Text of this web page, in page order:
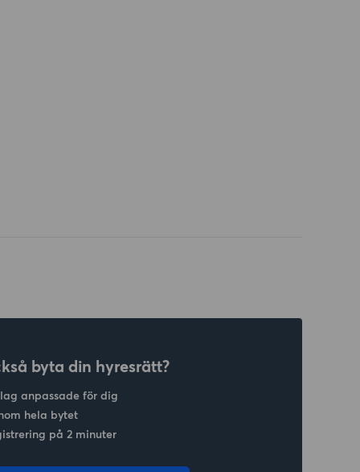
byta din hyresrätt?
anpassade för dig
hela bytet
på 2 minuter